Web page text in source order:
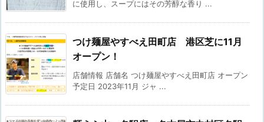
に使用し、スープにはその芳醇な香り ...
つけ麺屋やすべえ田町店 港区芝に11月
オープン！
店舗情報 店舗名 つけ麺屋やすべえ田町店 オープン
予定日 2023年11月 ジャ ...